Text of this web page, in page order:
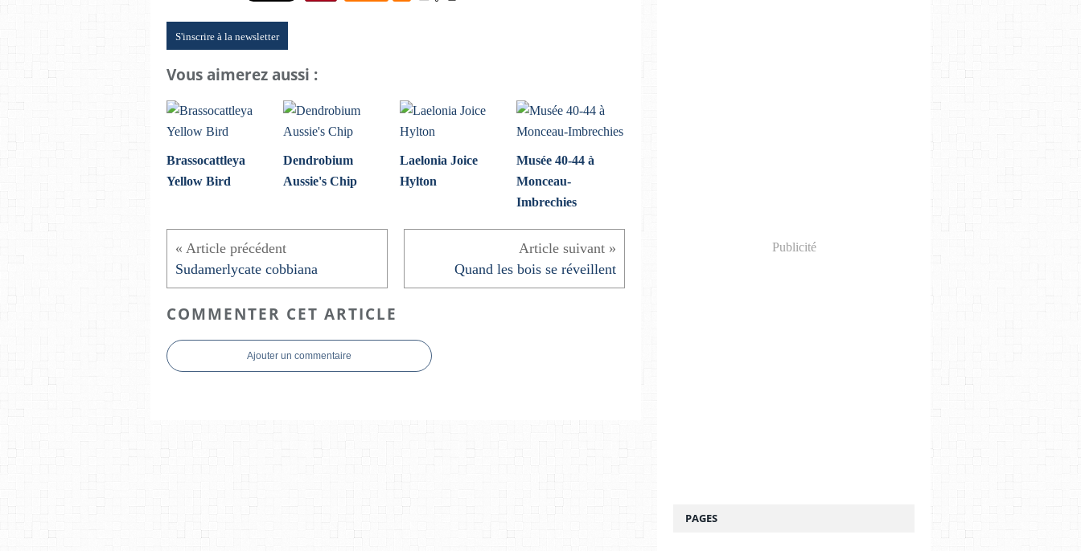
S'inscrire à la newsletter
Vous aimerez aussi :
Brassocattleya
Yellow Bird
Dendrobium
Aussie's Chip
Laelonia Joice
Hylton
Musée 40-44 à
Monceau-
Imbrechies
Sudamerlycate cobbiana Quand les bois se réveillent
COMMENTER CET ARTICLE
Ajouter un commentaire
Publicité
PAGES